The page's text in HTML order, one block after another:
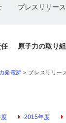
プレスリリー
原子力の取り
発電所 > プレスリリー
2015年度